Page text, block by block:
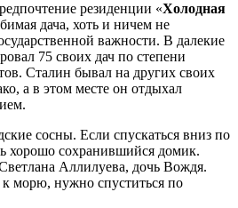
резиденции «Холодная
дача, хоть и ничем не
важности. В далекие
75 своих дач по степени
Сталин бывал на других своих
а в этом месте он отдыхал
сосны. Если спускаться вниз по
хорошо сохранившийся домик.
Аллилуева, дочь Вождя.
морю, нужно спуститься по